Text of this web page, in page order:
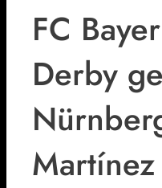
FC
Derby
Martínez